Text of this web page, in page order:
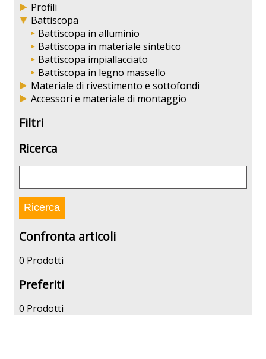
Profili
Battiscopa
Battiscopa in alluminio
Battiscopa in materiale sintetico
Battiscopa impiallacciato
Battiscopa in legno massello
Materiale di rivestimento e sottofondi
Accessori e materiale di montaggio
Filtri
Ricerca
Confronta articoli
0 Prodotti
Preferiti
0 Prodotti